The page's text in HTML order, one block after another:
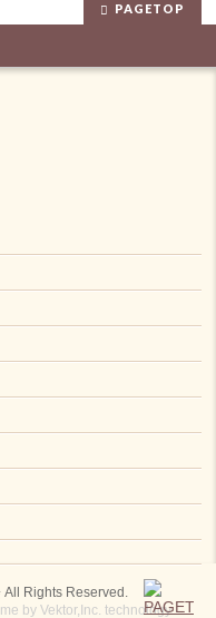
PAGETOP
All Rights Reserved.
byVektor,Inc. technology.